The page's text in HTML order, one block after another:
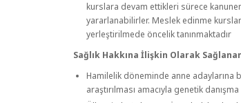
kurslara devam ettikleri sürece
yararlanabilirler. Meslek edinme
yerleştirilmede öncelik tanınmaktadır
Sağlık Hakkına İlişkin Olarak
Hamilelik döneminde anne adaylarına
araştırılması amacıyla genetik